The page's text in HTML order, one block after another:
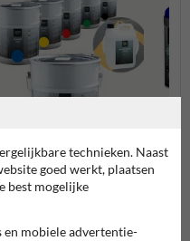
technieken. Naast
goed werkt, plaatsen
best mogelijke
en mobiele advertentie-